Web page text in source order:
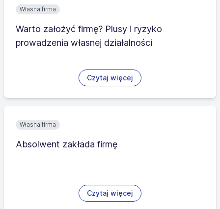
Własna firma
Warto założyć firmę? Plusy i ryzyko
prowadzenia własnej działalności
Czytaj więcej
Własna firma
Absolwent zakłada firmę
Czytaj więcej